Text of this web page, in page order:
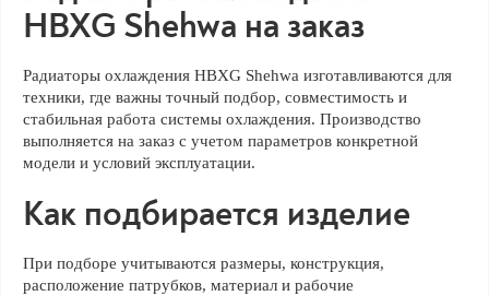
HBXG Shehwa на заказ
Радиаторы охлаждения HBXG Shehwa изготавливаются для
техники, где важны точный подбор, совместимость и
стабильная работа системы охлаждения. Производство
выполняется на заказ с учетом параметров конкретной
модели и условий эксплуатации.
Как подбирается изделие
При подборе учитываются размеры, конструкция,
расположение патрубков, материал и рабочие